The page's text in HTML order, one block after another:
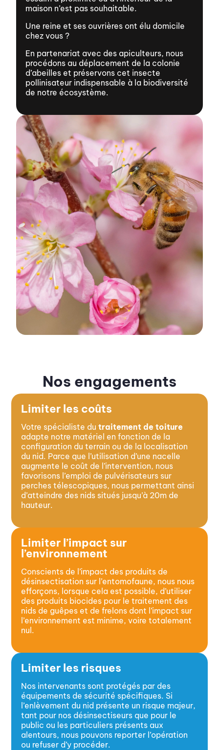
maison n’est pas souhaitable.
Une reine et ses ouvrières ont élu domicile
chez vous ?
En partenariat avec des apiculteurs, nous
procédons au déplacement de la colonie
d’abeilles et préservons cet insecte
pollinisateur indispensable à la biodiversité
de notre écosystème.
Nos engagements
Limiter les coûts
Votre spécialiste dutraitement de toiture
adapte notre matériel en fonction de la
configuration du terrain ou de la localisation
du nid. Parce que l’utilisation d’une nacelle
augmente le coût de l’intervention, nous
favorisons l’emploi de pulvérisateurs sur
perches télescopiques, nous permettant ainsi
d’atteindre des nids situés jusqu’à 20m de
hauteur.
Limiter l’impact sur
l’environnement
Conscients de l’impact des produits de
désinsectisation sur l’entomofaune, nous nous
efforçons, lorsque cela est possible, d’utiliser
des produits biocides pour le traitement des
nids de guêpes et de frelons dont l’impact sur
l’environnement est minime, voire totalement
nul.
Limiter les risques
Nos intervenants sont protégés par des
équipements de sécurité spécifiques. Si
l’enlèvement du nid présente un risque majeur,
tant pour nos désinsectiseurs que pour le
public ou les particuliers présents aux
alentours, nous pouvons reporter l’opération
ou refuser d’y procéder.